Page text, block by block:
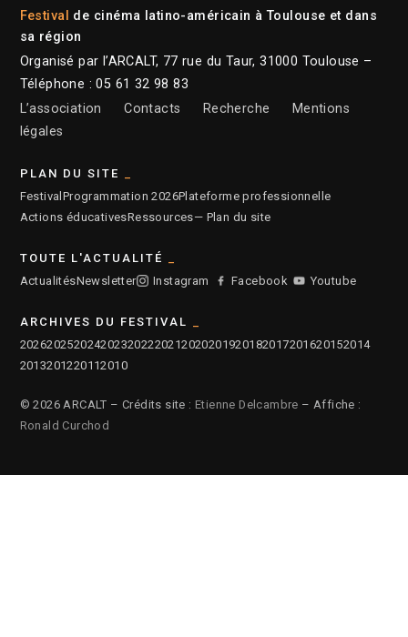
Festival de cinéma latino-américain à Toulouse et dans
sa région
Organisé par l’ARCALT, 77 rue du Taur, 31000 Toulouse –
Téléphone : 05 61 32 98 83
L’association
Contacts Recherche
Mentions
légales
PLAN DU SITE
FestivalProgrammation 2026Plateforme professionnelle
Actions éducativesRessources— Plan du site
TOUTE L'ACTUALITÉ
ActualitésNewsletter Instagram Facebook Youtube
ARCHIVES DU FESTIVAL
2026202520242023202220212020201920182017201620152014
2013201220112010
© 2026 ARCALT – Crédits site : Etienne Delcambre – Affiche :
Ronald Curchod